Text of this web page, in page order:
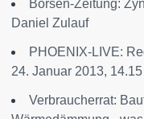
Börsen-Zeitung:
Daniel Zulauf
PHOENIX-LIVE:
24. Januar 2013,
Verbraucherrat: